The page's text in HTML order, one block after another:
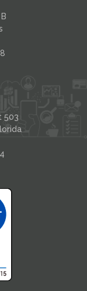
503